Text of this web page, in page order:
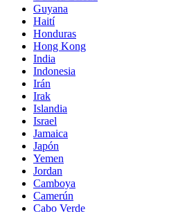
Guyana
Haití
Honduras
Hong Kong
India
Indonesia
Irán
Irak
Islandia
Israel
Jamaica
Japón
Yemen
Jordan
Camboya
Camerún
Cabo Verde